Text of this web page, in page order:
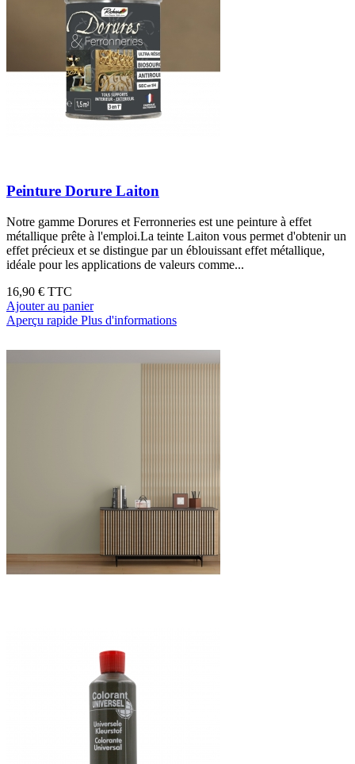
Peinture Dorure Laiton
Notre gamme Dorures et Ferronneries est une peinture à effet
métallique prête à l'emploi.La teinte Laiton vous permet d'obtenir un
effet précieux et se distingue par un éblouissant effet métallique,
idéale pour les applications de valeurs comme...
16,90 € TTC
Ajouter au panier
Aperçu rapide Plus d'informations